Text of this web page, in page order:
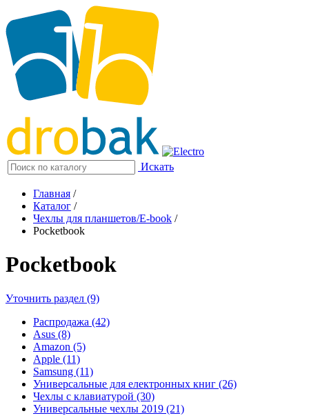
Искать
Главная /
Каталог /
Чехлы для планшетов/E-book /
Pocketbook
Pocketbook
Уточнить раздел (9)
Распродажа (42)
Asus (8)
Amazon (5)
Apple (11)
Samsung (11)
Универсальные для електронных книг (26)
Чехлы с клавиатурой (30)
Универсальные чехлы 2019 (21)